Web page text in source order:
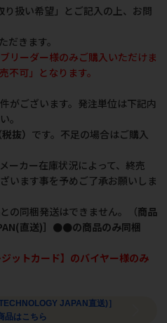
り扱い希望」とご記入の上、お問
だきます。
リーダー様のみご購入いただけま
不可」となります。
がございます。発注単位は下記内
。
抜） です。不足の場合はご購入
ーカー在庫状況によって、終売
います事を予めご了承お願いしま
の同梱発送はできません。（商品
直送)］●●の商品のみ同梱
ットカード】のバイヤー様のみ
JAPAN直送)］
品はこちら